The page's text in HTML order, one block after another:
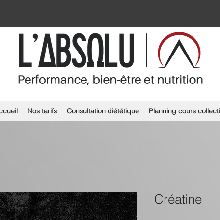
Nos tarifs Consultation diététique Planning cours
Créatine